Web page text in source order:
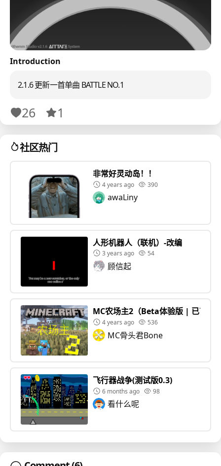
Introduction
2.1.6 更新一首单曲 BATTLE NO.1
26 1
社区热门
非常好灵动岛！！
4 years ago 390
awaLiny
人形机器人（联机）-改编
3 years ago 54
顾信起
MC农场主2（Beta体验版 | 已可正
4 years ago 536
MC骨头君Bone
飞行器战争(测试版0.3)
6 months ago 98
看什么呢